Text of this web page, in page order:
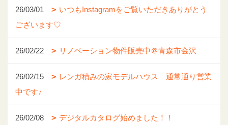
26/03/01
いつもInstagramをご覧いただきありがとう
ございます♡
26/02/22 リノベーション物件販売中＠青森市金沢
26/02/15
レンガ積みの家モデルハウス 通常通り営業
中です♪
26/02/08 デジタルカタログ始めました！！